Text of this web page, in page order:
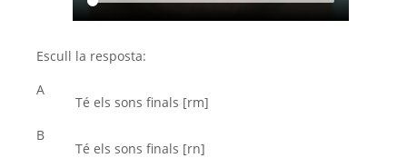
Escull la resposta:
A
Té els sons finals [rm]
B
Té els sons finals [rn]